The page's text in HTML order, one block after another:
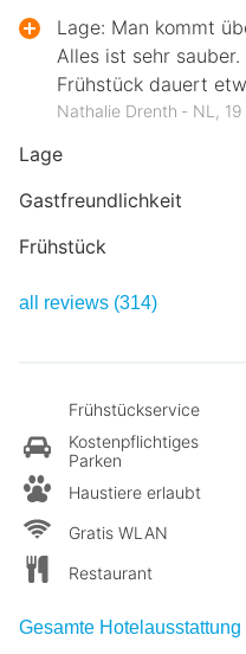
Lage
Gastfreundlichkeit
Frühstück
Lage: Man kommt
Alles ist sehr
Frühstück dauert
Nathalie Drenth ‐ NL,
all reviews (314)
Frühstückservice
Kostenpflichtiges
Parken
Haustiere erlaubt
Gratis WLAN
Restaurant
Gesamte Hotelausstattung